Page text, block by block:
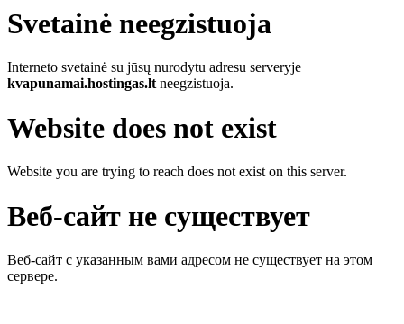
Svetainė neegzistuoja
Interneto svetainė su jūsų nurodytu adresu serveryje
kvapunamai.hostingas.ltneegzistuoja.
Website does not exist
Website you are trying to reach does not exist on this server.
Веб-сайт не существует
Веб-сайт с указанным вами адресом не существует на этом
сервере.